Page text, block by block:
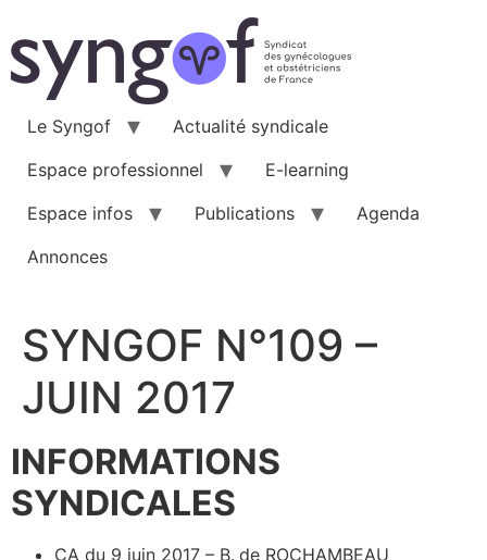
au
contenu
Le Syngof
Actualité syndicale
Espace professionnel
E-learning
Espace infos
Publications
Agenda
Annonces
SYNGOF N°109 –
JUIN 2017
INFORMATIONS
SYNDICALES
CA du 9 juin 2017 – B. de ROCHAMBEAU